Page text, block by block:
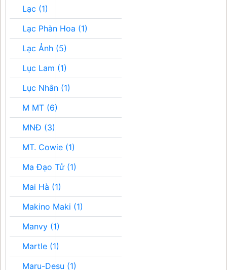
Lạc (1)
Lạc Phàn Hoa (1)
Lạc Ảnh (5)
Lục Lam (1)
Lục Nhân (1)
M MT (6)
MNĐ (3)
MT. Cowie (1)
Ma Đạo Tử (1)
Mai Hà (1)
Makino Maki (1)
Manvy (1)
Martle (1)
Maru-Desu (1)